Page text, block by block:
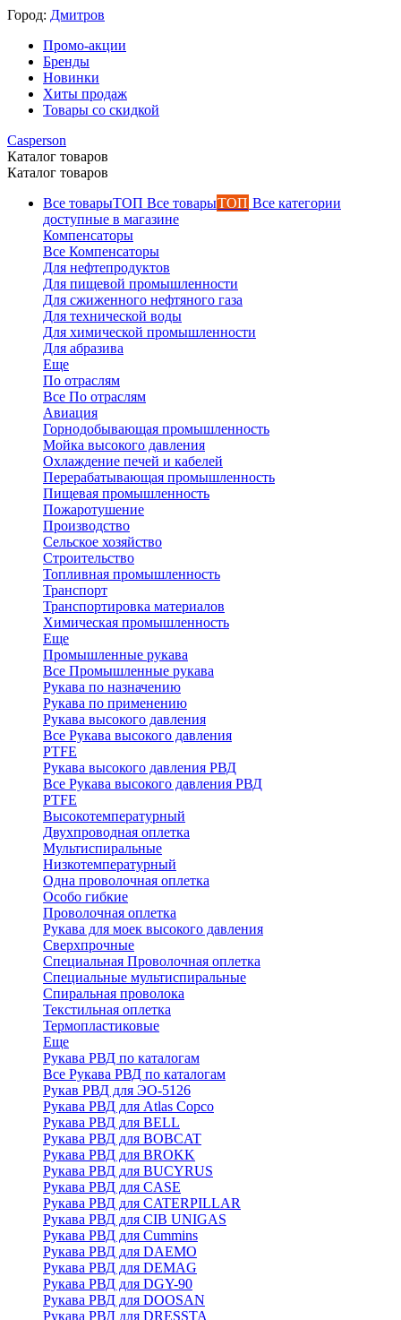
Город: Дмитров
Промо-акции
Бренды
Новинки
Хиты продаж
Товары со скидкой
Каталог товаров
Каталог товаров
Все товарыТОП Все категории
доступные в магазине
Компенсаторы
Все Компенсаторы
Для нефтепродуктов
Для пищевой промышленности
Для сжиженного нефтяного газа
Для технической воды
Для химической промышленности
Для абразива
Еще
По отраслям
Все По отраслям
Авиация
Горнодобывающая промышленность
Мойка высокого давления
Охлаждение печей и кабелей
Перерабатывающая промышленность
Пищевая промышленность
Пожаротушение
Производство
Сельское хозяйство
Строительство
Топливная промышленность
Транспорт
Транспортировка материалов
Химическая промышленность
Еще
Промышленные рукава
Все Промышленные рукава
Рукава по назначению
Рукава по применению
Рукава высокого давления
Все Рукава высокого давления
PTFE
Рукава высокого давления РВД
Все Рукава высокого давления РВД
PTFE
Высокотемпературный
Двухпроводная оплетка
Мультиспиральные
Низкотемпературный
Одна проволочная оплетка
Особо гибкие
Проволочная оплетка
Рукава для моек высокого давления
Сверхпрочные
Специальная Проволочная оплетка
Специальные мультиспиральные
Спиральная проволока
Текстильная оплетка
Термопластиковые
Еще
Рукава РВД по каталогам
Все Рукава РВД по каталогам
Рукав РВД для ЭО-5126
Рукава РВД для Atlas Copco
Рукава РВД для BELL
Рукава РВД для BOBCAT
Рукава РВД для BROKK
Рукава РВД для BUCYRUS
Рукава РВД для CASE
Рукава РВД для CATERPILLAR
Рукава РВД для CIB UNIGAS
Рукава РВД для Cummins
Рукава РВД для DAEMO
Рукава РВД для DEMAG
Рукава РВД для DGY-90
Рукава РВД для DOOSAN
Рукава РВД для DRESSTA